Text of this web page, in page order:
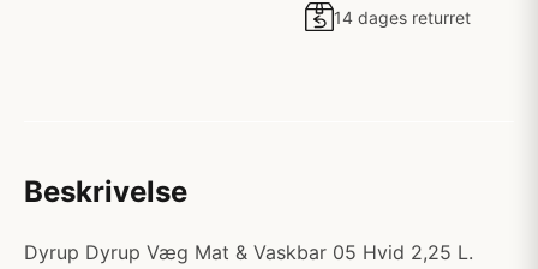
14 dages returret
Beskrivelse
Dyrup Dyrup Væg Mat & Vaskbar 05 Hvid 2,25 L.